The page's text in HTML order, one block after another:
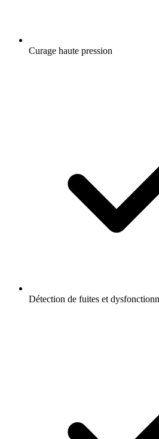
Curage haute pression
Détection de fuites et